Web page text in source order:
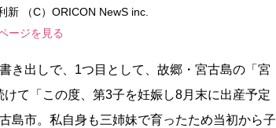
新 （C）ORICON NewS inc.
ージを見る
き出しで、1つ目として、故郷・宮古島の「宮
て「この度、第3子を妊娠し8月末に出産予定
島市。私自身も三姉妹で育ったため当初から子